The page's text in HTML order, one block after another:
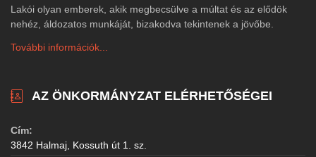
Lakói olyan emberek, akik megbecsülve a múltat és az elődök
nehéz, áldozatos munkáját, bizakodva tekintenek a jövőbe.
További információk...
AZ ÖNKORMÁNYZAT ELÉRHETŐSÉGEI
Cím:
3842 Halmaj, Kossuth út 1. sz.